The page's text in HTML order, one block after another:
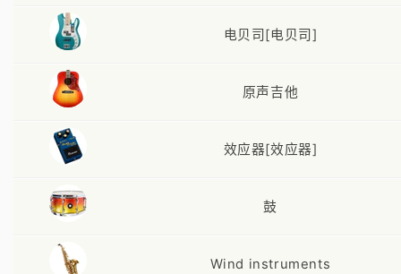
电贝司[电贝司]
原声吉他
效应器[效应器]
鼓
Wind instruments